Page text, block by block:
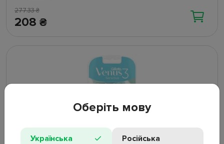
277.33₴
208 ₴
Оберіть мову
Українська Російська